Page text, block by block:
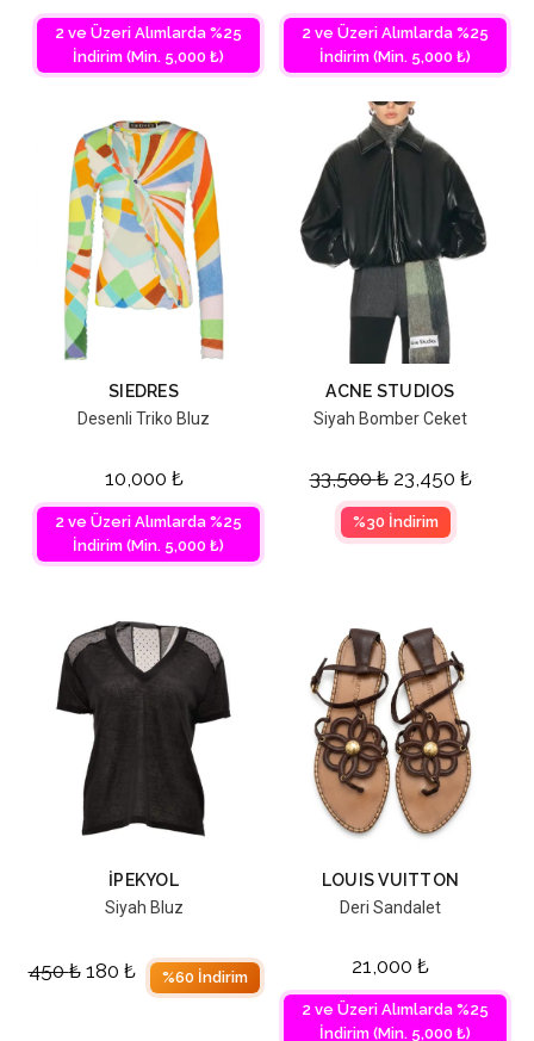
2 ve Üzeri Alımlarda %25
İndirim (Min. 5,000 ₺)
2 ve Üzeri Alımlarda %25
İndirim (Min. 5,000 ₺)
SIEDRES
Desenli Triko Bluz
10,000 ₺
2 ve Üzeri Alımlarda %25
İndirim (Min. 5,000 ₺)
ACNE STUDIOS
Siyah Bomber Ceket
33,500₺ 23,450 ₺
%30 İndirim
İPEKYOL
Siyah Bluz
450₺ 180 ₺ %60 İndirim
LOUIS VUITTON
Deri Sandalet
21,000 ₺
2 ve Üzeri Alımlarda %25
İndirim (Min. 5,000 ₺)